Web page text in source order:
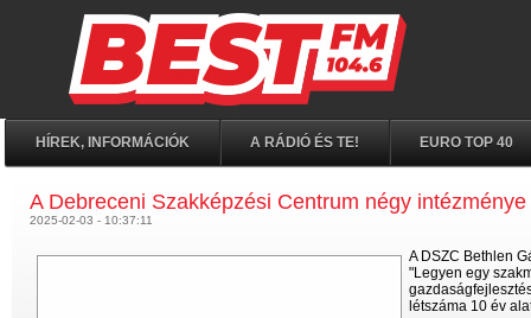
HÍREK, INFORMÁCIÓK A RÁDIÓ ÉS TE! EURO TOP 40
A Debreceni Szakképzési Centrum négy
2025-02-03 - 10:37:11
A DSZC Bethlen
"Legyen egy
létszáma 10 év